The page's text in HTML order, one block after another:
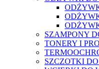
SZAMPONY
TONERY I
SZCZOTKI